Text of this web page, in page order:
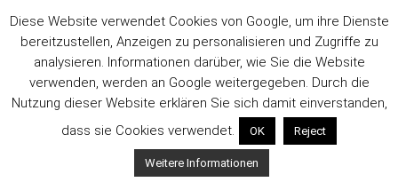
Inhalt
springen
Diese Website verwendet Cookies von Google, um ihre Dienste
bereitzustellen, Anzeigen zu personalisieren und Zugriffe zu
analysieren. Informationen darüber, wie Sie die Website
verwenden, werden an Google weitergegeben. Durch die
Nutzung dieser Website erklären Sie sich damit einverstanden,
dass sie Cookies verwendet.
OK Reject
Weitere Informationen